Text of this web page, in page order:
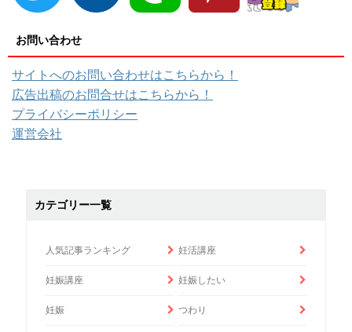
お問い合わせ
サイトへのお問い合わせはこちらから！
広告出稿のお問合せはこちらから！
プライバシーポリシー
運営会社
カテゴリー一覧
人気記事ランキング 妊活講座
妊娠講座 妊娠したい
妊娠 つわり